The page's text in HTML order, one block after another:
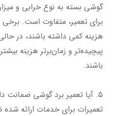
گوشی بسته به نوع خرابی و
برای تعمیر، متفاوت است.
هزینه کمی داشته باشند، در
پیچیده‌تر و زمان‌برتر هزینه
باشند.
۵. آیا تعمیر برد گوشی ضمانت
تعمیرات برای خدمات ارائه